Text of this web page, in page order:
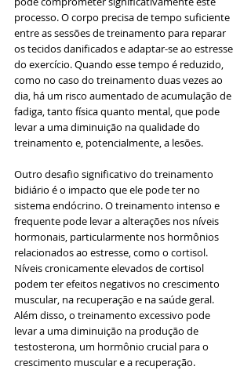
processo. O corpo precisa de tempo suficiente
entre as sessões de treinamento para reparar
os tecidos danificados e adaptar-se ao estresse
do exercício. Quando esse tempo é reduzido,
como no caso do treinamento duas vezes ao
dia, há um risco aumentado de acumulação de
fadiga, tanto física quanto mental, que pode
levar a uma diminuição na qualidade do
treinamento e, potencialmente, a lesões.
Outro desafio significativo do treinamento
bidiário é o impacto que ele pode ter no
sistema endócrino. O treinamento intenso e
frequente pode levar a alterações nos níveis
hormonais, particularmente nos hormônios
relacionados ao estresse, como o cortisol.
Níveis cronicamente elevados de cortisol
podem ter efeitos negativos no crescimento
muscular, na recuperação e na saúde geral.
Além disso, o treinamento excessivo pode
levar a uma diminuição na produção de
testosterona, um hormônio crucial para o
crescimento muscular e a recuperação.